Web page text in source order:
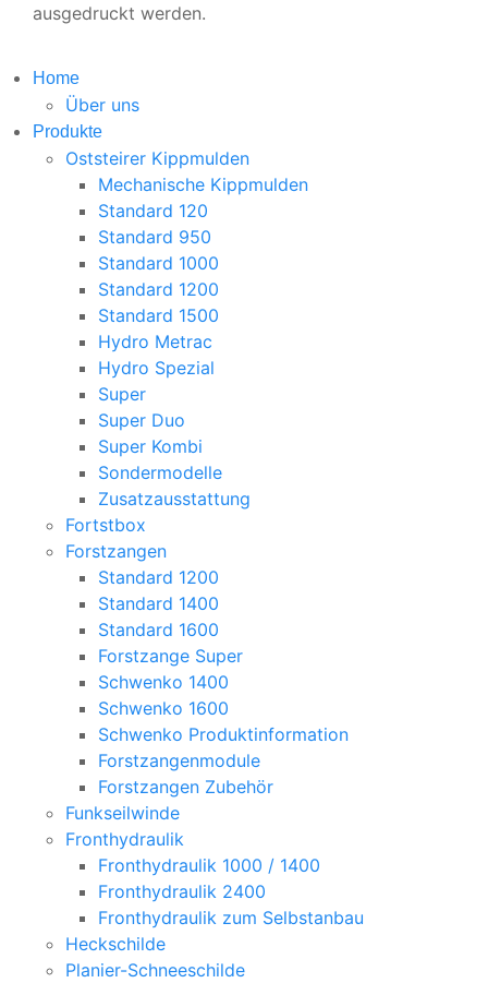
ausgedruckt werden.
Home
Über uns
Produkte
Oststeirer Kippmulden
Mechanische Kippmulden
Standard 120
Standard 950
Standard 1000
Standard 1200
Standard 1500
Hydro Metrac
Hydro Spezial
Super
Super Duo
Super Kombi
Sondermodelle
Zusatzausstattung
Fortstbox
Forstzangen
Standard 1200
Standard 1400
Standard 1600
Forstzange Super
Schwenko 1400
Schwenko 1600
Schwenko Produktinformation
Forstzangenmodule
Forstzangen Zubehör
Funkseilwinde
Fronthydraulik
Fronthydraulik 1000 / 1400
Fronthydraulik 2400
Fronthydraulik zum Selbstanbau
Heckschilde
Planier-Schneeschilde